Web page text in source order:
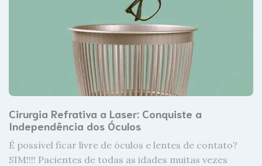
Cirurgia Refrativa a Laser: Conquiste a
Independência dos Óculos
É possível ficar livre de óculos e lentes de contato?
SIM!!!! Pacientes de todas as idades muitas vezes